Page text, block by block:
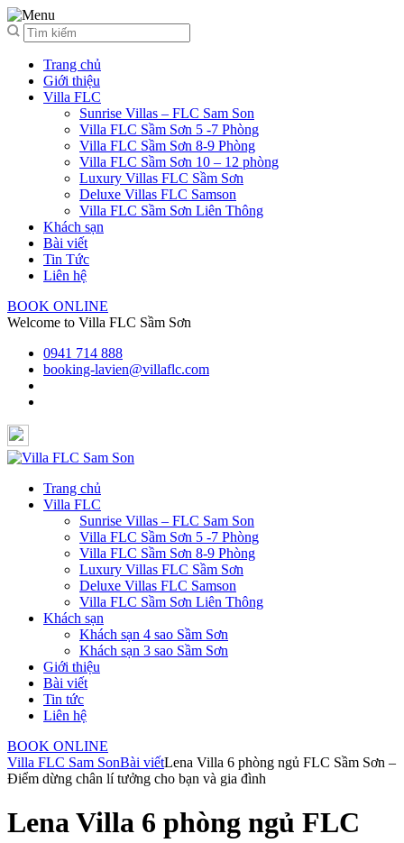
Trang chủ
Giới thiệu
Villa FLC
Sunrise Villas – FLC Sam Son
Villa FLC Sầm Sơn 5 -7 Phòng
Villa FLC Sầm Sơn 8-9 Phòng
Villa FLC Sầm Sơn 10 – 12 phòng
Luxury Villas FLC Sầm Sơn
Deluxe Villas FLC Samson
Villa FLC Sầm Sơn Liên Thông
Khách sạn
Bài viết
Tin Tức
Liên hệ
BOOK ONLINE
Welcome to Villa FLC Sầm Sơn
0941 714 888
booking-lavien@villaflc.com
Trang chủ
Villa FLC
Sunrise Villas – FLC Sam Son
Villa FLC Sầm Sơn 5 -7 Phòng
Villa FLC Sầm Sơn 8-9 Phòng
Luxury Villas FLC Sầm Sơn
Deluxe Villas FLC Samson
Villa FLC Sầm Sơn Liên Thông
Khách sạn
Khách sạn 4 sao Sầm Sơn
Khách sạn 3 sao Sầm Sơn
Giới thiệu
Bài viết
Tin tức
Liên hệ
BOOK ONLINE
Villa FLC Sam SonBài viếtLena Villa 6 phòng ngủ FLC Sầm Sơn –
Điểm dừng chân lí tưởng cho bạn và gia đình
Lena Villa 6 phòng ngủ FLC